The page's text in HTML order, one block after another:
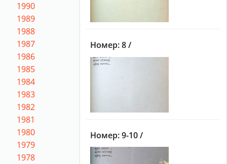
1990
1989
1988
1987
1986
1985
1984
1983
1982
1981
1980
1979
1978
Номер: 8 /
Номер: 9-10 /